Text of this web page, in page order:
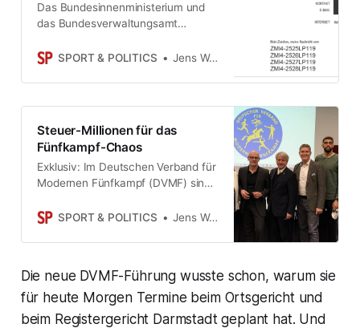
Das Bundesinnenministerium und
das Bundesverwaltungsamt
ordnungsgemäße
Verbandes für Modernen
Fünfkampf noch als gesichert
Sportmaßnahmen werden derzeit
nicht finanziert. Personalkosten
werden nur teilweise bezahlt –
noch.
SPORT & POLITICS Jens Weinreich
Steuer-Millionen für das
Fünfkampf-Chaos
Exklusiv: Im Deutschen Verband für
Modernen Fünfkampf (DVMF) sind
einer vom Präsidenten, einer vom
wurden eingefroren. Die
Gerichte und Anwälte haben das
Wort. Versuch einer Aufarbeitung,
mit Dokumenten…
SPORT & POLITICS Jens Weinreich
Die neue DVMF-Führung wusste schon, warum sie
für heute Morgen Termine beim Ortsgericht und
beim Registergericht Darmstadt geplant hat. Und